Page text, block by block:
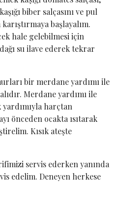
biber salçasını ve pul
başlayalım.
hale gelebilmesi için
su ilave ederek tekrar
bir merdane yardımı ile
Merdane yardımı ile
harçtan
önceden ocakta ısıtarak
Kısık ateşte
servis ederken yanında
edelim. Deneyen herkese